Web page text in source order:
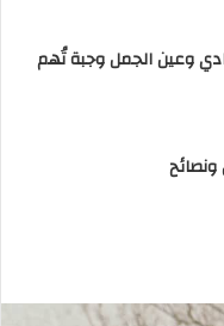
وعين الجمل وجبة تُهم